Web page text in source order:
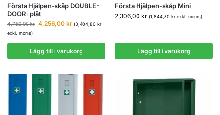
Första Hjälpen-skåp DOUBLE-
DOOR i plåt
4,750,00kr 4,256,00 kr (3,404,80 kr
exkl. moms)
Lägg till i varukorg
Första Hjälpen-skåp Mini
2,306,00 kr (1,844,80 krexkl. moms)
Lägg till i varukorg